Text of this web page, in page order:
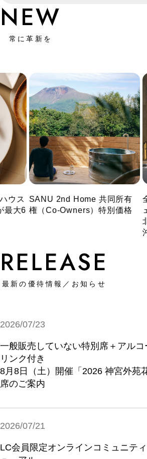
NEW
常に革新を
全国にラウンジアワー/カフ
ェアワー拡大中
ナ
RELEASE
最新の優待情報／お知らせ
2026/07/23
一般販売していない特別席＋アル
リンク付き
8月8日（土）開催「2026 神宮外苑
席のご案内
2026/07/21
LC会員限定オンラインコミュニテ